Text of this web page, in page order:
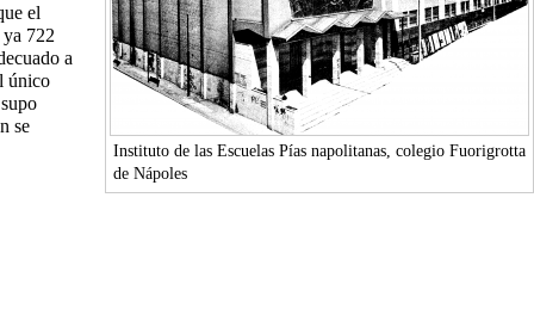
Instituto de las Escuelas Pías napolitanas, colegio Fuorigrotta
de Nápoles
el
722
a
único
se